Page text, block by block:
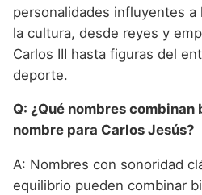
personalidades influyentes
la cultura, desde reyes y
Carlos III hasta figuras del
deporte.
Q: ¿Qué nombres
nombre para Carlos Jesús?
A: Nombres con sonoridad
equilibrio pueden combinar